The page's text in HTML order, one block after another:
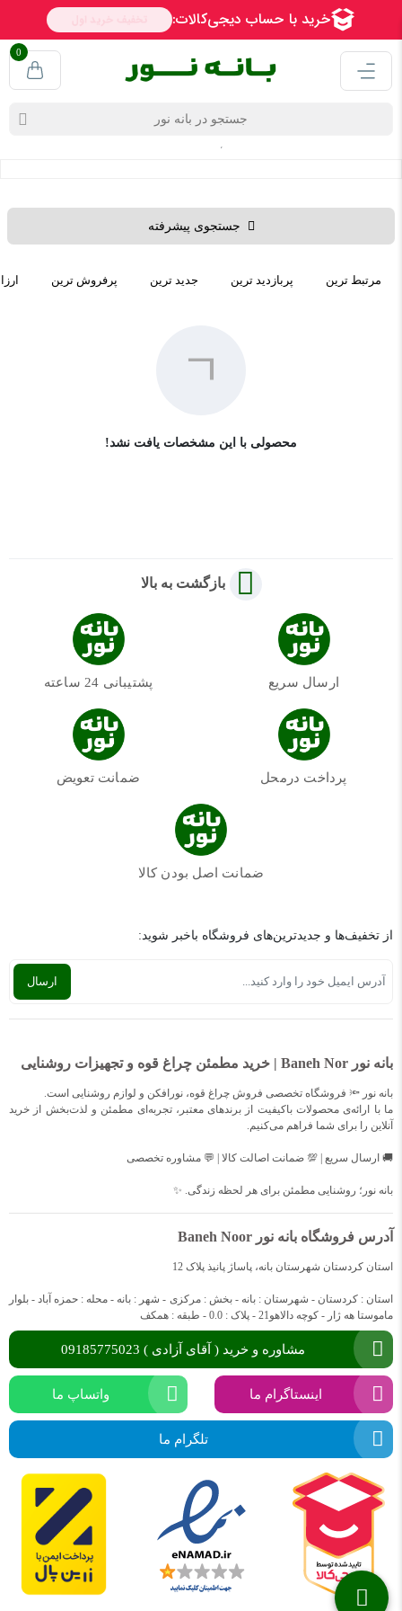
0
جستجوی پیشرفته
مرتبط ترین پربازدید ترین جدید ترین پرفروش ترین
محصولی با این مشخصات یافت نشد!
بازگشت به بالا
ارسال سریع پشتیبانی 24 ساعته
پرداخت درمحل ضمانت تعویض
ضمانت اصل بودن کالا
از تخفیف‌ها و جدیدترین‌های فروشگاه باخبر شوید:
بانه نور Baneh Nor | خرید مطمئن چراغ قوه و تجهیزات روشنایی
بانه نور 🔦 فروشگاه تخصصی فروش چراغ قوه، نورافکن و لوازم روشنایی است.
ما با ارائه‌ی محصولات باکیفیت از برندهای معتبر، تجربه‌ای مطمئن و لذت‌بخش از خرید
آنلاین را برای شما فراهم می‌کنیم.
🚚 ارسال سریع | 💯 ضمانت اصالت کالا | 💬 مشاوره تخصصی
بانه نور؛ روشنایی مطمئن برای هر لحظه زندگی. ✨
آدرس فروشگاه بانه نور Baneh Noor
استان کردستان شهرستان بانه، پاساژ پانیذ پلاک 12
استان : کردستان - شهرستان : بانه - بخش : مرکزی - شهر : بانه - محله : حمزه آباد - بلوار
ماموستا هه ژار - کوچه دالاهو21 - پلاک : 0.0 - طبقه : همکف
مشاوره و خرید ( آقای آزادی ) 09185775023
اینستاگرام ما واتساپ ما
تلگرام ما